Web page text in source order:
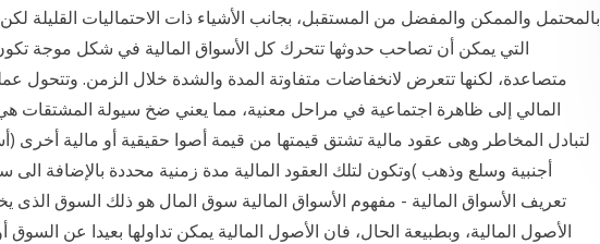
بالمحتمل والممكن والمفضل من المستقبل، بجانب الأشياء ذات الاحتماليات القليلة لكن
التي يمكن أن تصاحب حدوثها تتحرك كل الأسواق المالية في شكل موجة
متصاعدة، لكنها تتعرض لانخفاضات متفاوتة المدة والشدة خلال الزمن. وتتحول
المالي إلى ظاهرة اجتماعية في مراحل معنية، مما يعني ضخ سيولة المشتقات
لتبادل المخاطر وهى عقود مالية تشتق قيمتها من قيمة أصوا حقيقية أو مالية
أجنبية وسلع وذهب )وتكون لتلك العقود المالية مدة زمنية محددة بالإضافة
تعريف الأسواق المالية - مفهوم الأسواق المالية سوق المال هو ذلك السوق الذى
الأصول المالية، وبطبيعة الحال، فان الأصول المالية يمكن تداولها بعيدا عن